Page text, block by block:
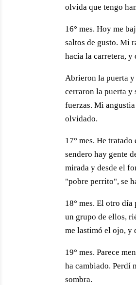
olvida que tengo
16° mes. Hoy me
saltos de gusto. Mi
hacia la carretera, y
Abrieron la puerta y
cerraron la puerta y
fuerzas. Mi
olvidado.
17° mes. He
sendero hay gente
mirada y desde el
"pobre perrito", se
18° mes. El otro
un grupo de ellos,
me lastimó el ojo, y
19° mes. Parece
ha cambiado. Perdí
sombra.